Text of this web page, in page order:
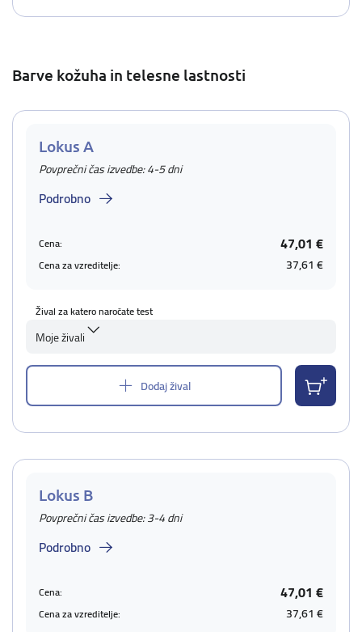
Barve kožuha in telesne lastnosti
Lokus A
Povprečni čas izvedbe: 4-5 dni
Podrobno
Cena: 47,01 €
Cena za vzreditelje: 37,61 €
Žival za katero naročate test
Moje živali
Dodaj žival
Lokus B
Povprečni čas izvedbe: 3-4 dni
Podrobno
Cena: 47,01 €
Cena za vzreditelje: 37,61 €